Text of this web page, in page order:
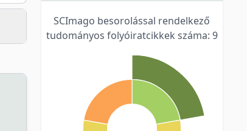
SCImago besorolással rendelkező
tudományos folyóiratcikkek száma: 9